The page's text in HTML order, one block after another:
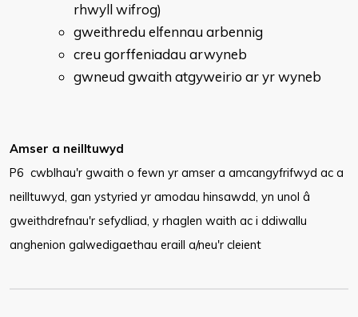
rhwyll wifrog)
gweithredu elfennau arbennig
creu gorffeniadau arwyneb
gwneud gwaith atgyweirio ar yr wyneb
Amser a neilltuwyd
P6 cwblhau'r gwaith o fewn yr amser a amcangyfrifwyd ac a
neilltuwyd, gan ystyried yr amodau hinsawdd, yn unol â
gweithdrefnau'r sefydliad, y rhaglen waith ac i ddiwallu
anghenion galwedigaethau eraill a/neu'r cleient